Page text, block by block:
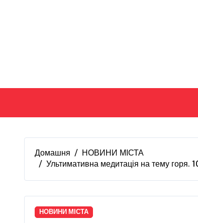
Домашня
НОВИНИ МІСТА
Ультимативна медитація на тему горя.
НОВИНИ МІСТА